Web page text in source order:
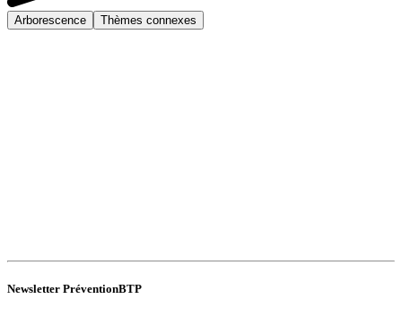
Arborescence Thèmes connexes
Newsletter PréventionBTP